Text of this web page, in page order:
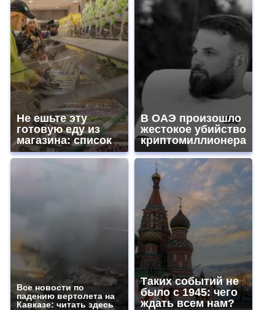
Не ешьте эту
готовую еду из
магазина: список
В ОАЭ произошло
жестокое убийство
криптомиллионера
Все новости по
падению вертолета на
Кавказе: читать здесь
Таких событий не
было с 1945: чего
ждать всем нам?